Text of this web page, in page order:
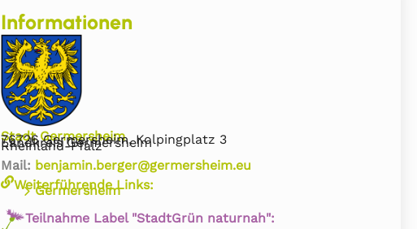
Informationen
Stadt Germersheim
76726 Germersheim, Kolpingplatz 3
Landkreis Germersheim
Rheinland-Pfalz
Mail: benjamin.berger@germersheim.eu
Weiterführende Links:
Germersheim
Teilnahme Label "StadtGrün naturnah":